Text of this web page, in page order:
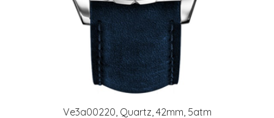
Ve3a00220, Quartz, 42mm, 5atm